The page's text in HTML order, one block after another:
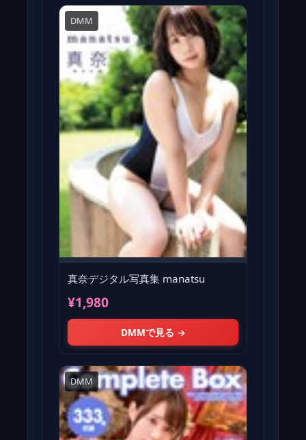
DMM
真奈デジタル写真集 manatsu
¥1,980
DMMで見る →
DMM